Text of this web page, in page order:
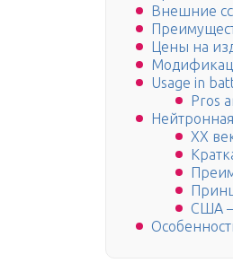
Внешние
Цены на
Usage in
Pros
ХХ
США —